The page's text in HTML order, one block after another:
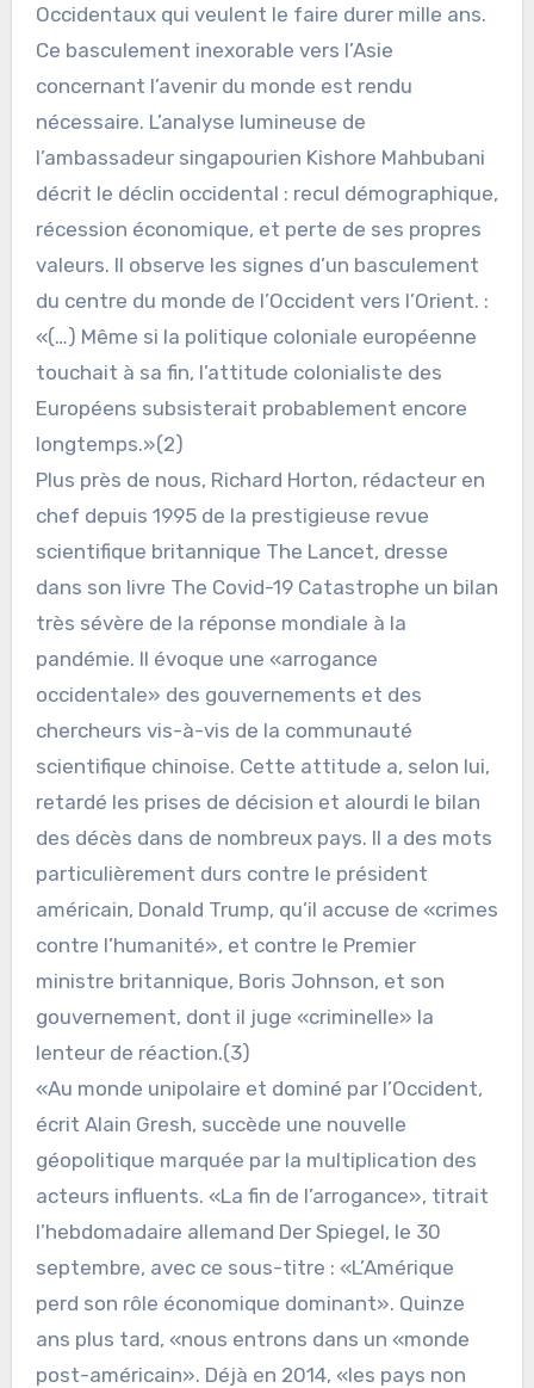
Occidentaux qui veulent le faire durer mille ans.
Ce basculement inexorable vers l’Asie
concernant l’avenir du monde est rendu
nécessaire. L’analyse lumineuse de
l’ambassadeur singapourien Kishore Mahbubani
décrit le déclin occidental : recul démographique,
récession économique, et perte de ses propres
valeurs. Il observe les signes d’un basculement
du centre du monde de l’Occident vers l’Orient. :
«(…) Même si la politique coloniale européenne
touchait à sa fin, l’attitude colonialiste des
Européens subsisterait probablement encore
longtemps.»(2)
Plus près de nous, Richard Horton, rédacteur en
chef depuis 1995 de la prestigieuse revue
scientifique britannique The Lancet, dresse
dans son livre The Covid-19 Catastrophe un bilan
très sévère de la réponse mondiale à la
pandémie. Il évoque une «arrogance
occidentale» des gouvernements et des
chercheurs vis-à-vis de la communauté
scientifique chinoise. Cette attitude a, selon lui,
retardé les prises de décision et alourdi le bilan
des décès dans de nombreux pays. Il a des mots
particulièrement durs contre le président
américain, Donald Trump, qu’il accuse de «crimes
contre l’humanité», et contre le Premier
ministre britannique, Boris Johnson, et son
gouvernement, dont il juge «criminelle» la
lenteur de réaction.(3)
«Au monde unipolaire et dominé par l’Occident,
écrit Alain Gresh, succède une nouvelle
géopolitique marquée par la multiplication des
acteurs influents. «La fin de l’arrogance», titrait
l’hebdomadaire allemand Der Spiegel, le 30
septembre, avec ce sous-titre : «L’Amérique
perd son rôle économique dominant». Quinze
ans plus tard, «nous entrons dans un «monde
post-américain». Déjà en 2014, «les pays non